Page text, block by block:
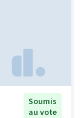
Soumis
au vote